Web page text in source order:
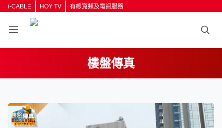
i-CABLE HOY TV 有線寬頻及電訊服務
樓盤傳真